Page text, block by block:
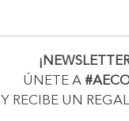
ÚNETE A
Y RECIBE UN